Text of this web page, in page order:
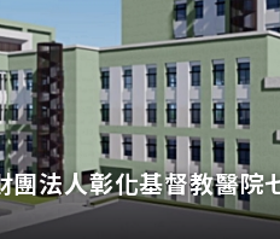
團法人彰化基督教醫院